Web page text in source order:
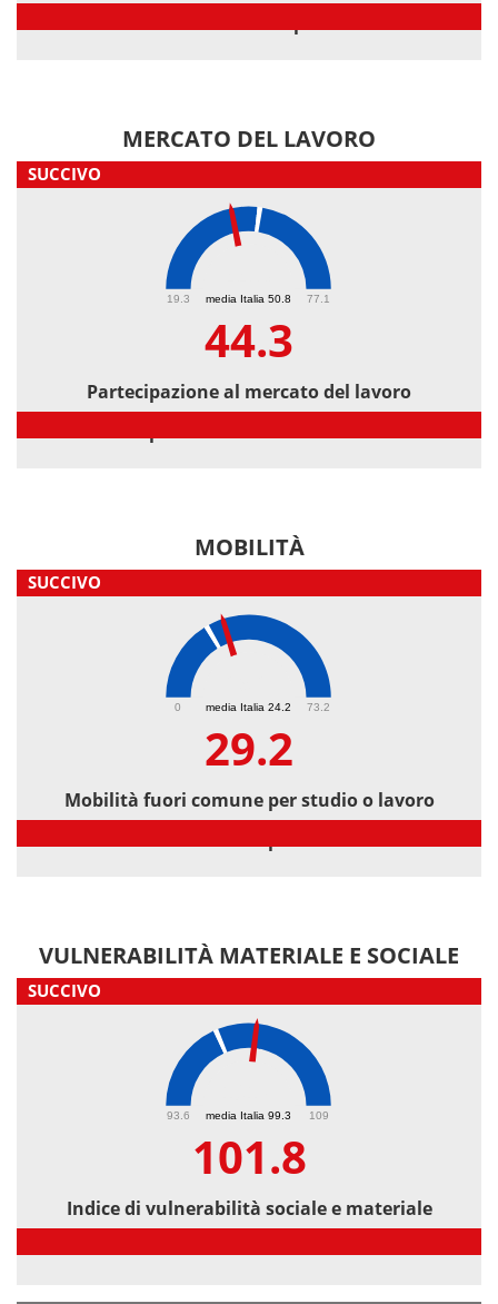
MERCATO DEL LAVORO
SUCCIVO
media Italia 50.8
19.3 77.1
44.3
Partecipazione al mercato del lavoro
MOBILITÀ
SUCCIVO
media Italia 24.2
0 73.2
29.2
Mobilità fuori comune per studio o lavoro
VULNERABILITÀ MATERIALE E SOCIALE
SUCCIVO
media Italia 99.3
93.6 109
101.8
Indice di vulnerabilità sociale e materiale